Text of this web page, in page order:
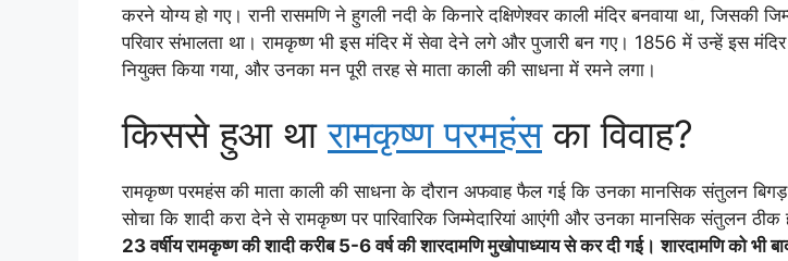
करने योग्य हो गए। रानी रासमणि ने हुगली नदी के किनारे दक्षिणेश्वर काली मंदिर बनवाया था, जिसकी
परिवार संभालता था। रामकृष्ण भी इस मंदिर में सेवा देने लगे और पुजारी बन गए। 1856 में उन्हें इस मंदिर
नियुक्त किया गया, और उनका मन पूरी तरह से माता काली की साधना में रमने लगा।
किससे हुआ थारामकृष्ण परमहंसका विवाह?
रामकृष्ण परमहंस की माता काली की साधना के दौरान अफवाह फैल गई कि उनका मानसिक संतुलन बिगड़
सोचा कि शादी करा देने से रामकृष्ण पर पारिवारिक जिम्मेदारियां आएंगी और उनका मानसिक संतुलन ठीक
23 वर्षीय रामकृष्ण की शादी करीब 5-6 वर्ष की शारदामणि मुखोपाध्याय से कर दी गई। शारदामणि को भी